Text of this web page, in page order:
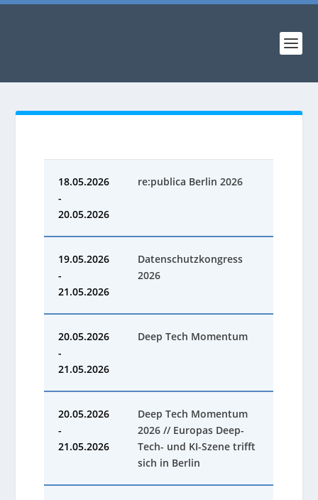
18.05.2026
-
20.05.2026
re:publica Berlin 2026
19.05.2026
-
21.05.2026
Datenschutzkongress
2026
20.05.2026
-
21.05.2026
Deep Tech Momentum
20.05.2026
-
21.05.2026
Deep Tech Momentum
2026 // Europas Deep-
Tech- und KI-Szene trifft
sich in Berlin